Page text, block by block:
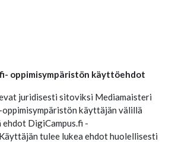
oppimisympäristön käyttöehdot
juridisesti sitoviksi Mediamaisteri
oppimisympäristön käyttäjän välillä
DigiCampus.fi -
tulee lukea ehdot huolellisesti